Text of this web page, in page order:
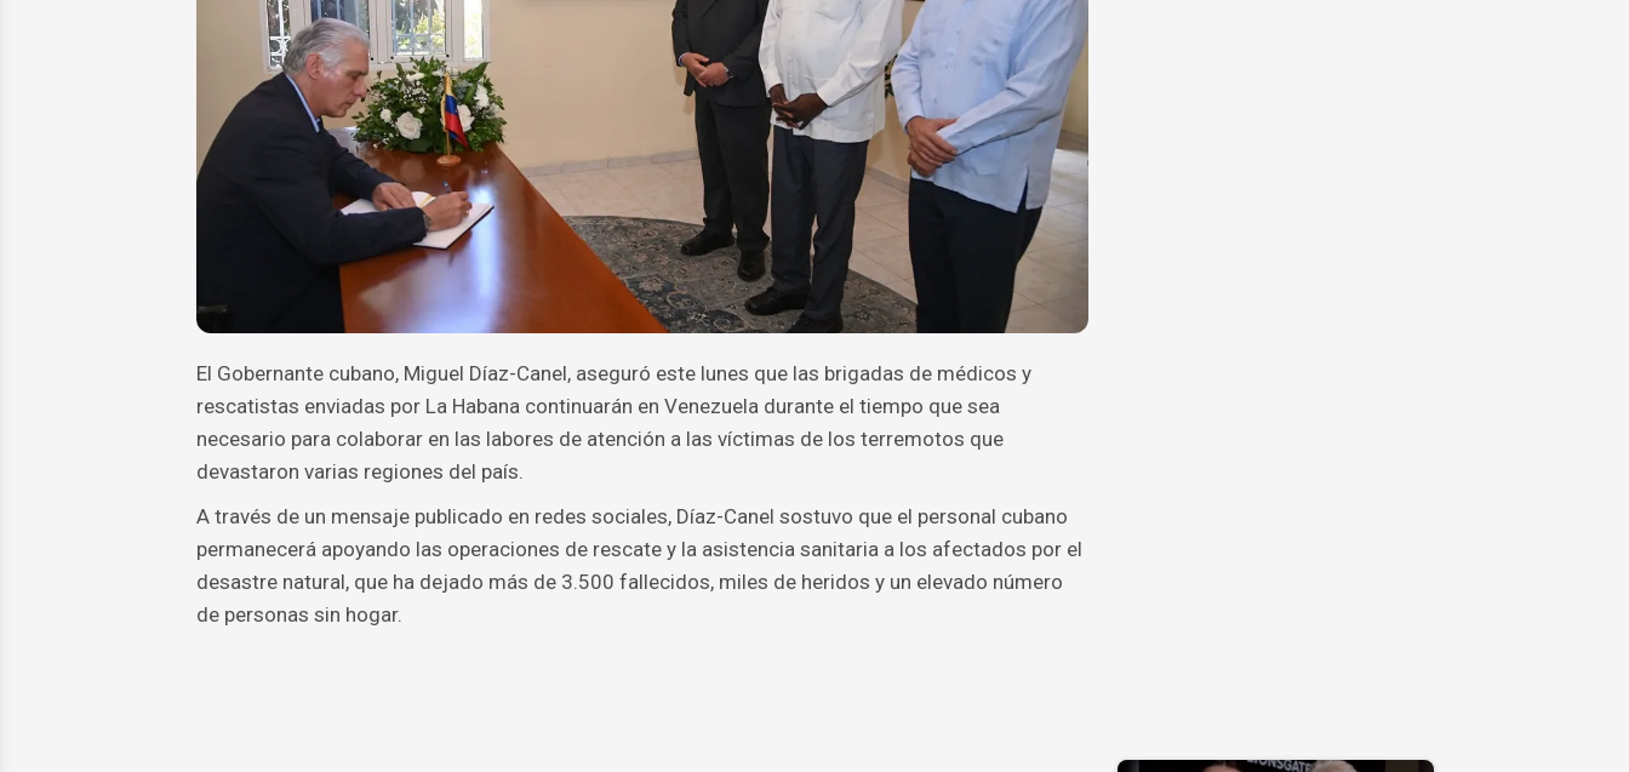
El Gobernante cubano, Miguel Díaz-Canel, aseguró este lunes que las brigadas de médicos y
rescatistas enviadas por La Habana continuarán en Venezuela durante el tiempo que sea
necesario para colaborar en las labores de atención a las víctimas de los terremotos que
devastaron varias regiones del país.
A través de un mensaje publicado en redes sociales, Díaz-Canel sostuvo que el personal cubano
permanecerá apoyando las operaciones de rescate y la asistencia sanitaria a los afectados por el
desastre natural, que ha dejado más de 3.500 fallecidos, miles de heridos y un elevado número
de personas sin hogar.